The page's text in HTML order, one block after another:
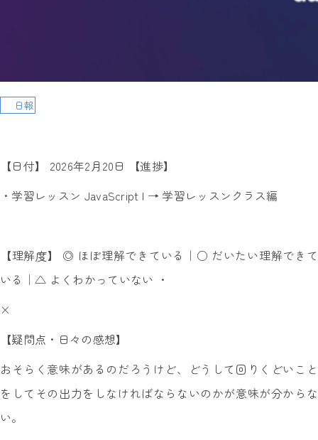
日報
【日付】 2026年2月20日 【進捗】
・学習レッスン JavaScript I → 学習レッスンクラス編
【理解度】 ◎ ほぼ理解できている｜○ だいたい理解できて
いる｜△ よくわかっていない ・
×
【疑問点・日々の感想】
おそらく意味があるのだろうけど、どうして回りくどいこと
をしてその出力をしなければならないのかが意味が分からな
い。